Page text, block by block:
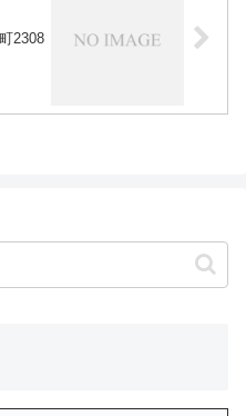
2308